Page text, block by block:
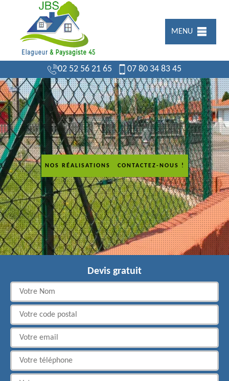
MENU
02 52 56 21 65 07 80 34 83 45
NOS RÉALISATIONS CONTACTEZ-NOUS !
Devis gratuit